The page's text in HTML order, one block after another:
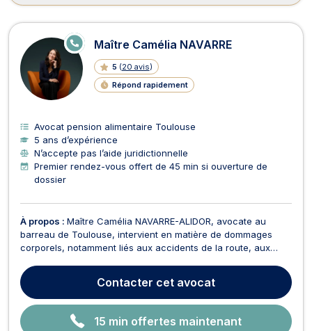
Maître Camélia NAVARRE
5 (20 avis)
Répond rapidement
E
N
E
Avocat pension alimentaire Toulouse
5 ans d’expérience
N’accepte pas l’aide juridictionnelle
Premier rendez-vous offert de 45 min si ouverture de
dossier
À propos : Maître Camélia NAVARRE-ALIDOR, avocate au
barreau de Toulouse, intervient en matière de dommages
corporels, notamment liés aux accidents de la route, aux
d’accidents médicaux. Maître NAVARRE-ALIDOR vous
accompagne également dans vos problématiques en lien
avec le droit de ...
Contacter cet avocat
15 min offertes maintenant